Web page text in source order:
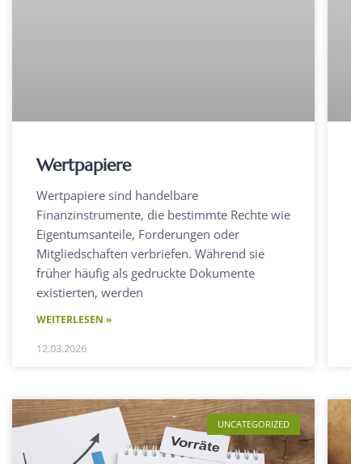
Wertpapiere
Wertpapiere sind handelbare
Finanzinstrumente, die bestimmte Rechte wie
Eigentumsanteile, Forderungen oder
Mitgliedschaften verbriefen. Während sie
früher häufig als gedruckte Dokumente
existierten, werden
WEITERLESEN »
12.03.2026
UNCATEGORIZED